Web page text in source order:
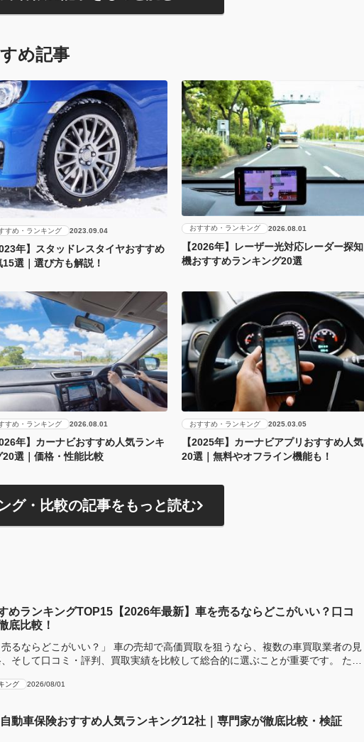
め記事
すめ・ランキング 2023.09.04
年】スタッドレスタイヤおすすめ
15選｜選び方も解説！
おすすめ・ランキング 2026.08.01
【2026年】レーザー光対応レーダー探知
機おすすめランキング20選
すめ・ランキング 2026.08.01
年】カーナビおすすめ人気ランキ
20選｜価格・性能比較
おすすめ・ランキング 2025.03.05
【2025年】カーナビアプリおすすめ人気
20選｜無料やオフライン機能も！
グ・比較の記事をもっと読む
めランキングTOP15【2026年最新】車を売るならどこがいい？口コ
底比較！
売るならどこがいい？」 車の売却で高価買取を狙うなら、複数の車買取業者の見
そして口コミ・評判、買取実績を比較して総合的に選ぶことが重要です。 ただ
ング 2026/08/01
自動車保険おすすめ人気ランキング12社｜専門家が徹底比較・検証